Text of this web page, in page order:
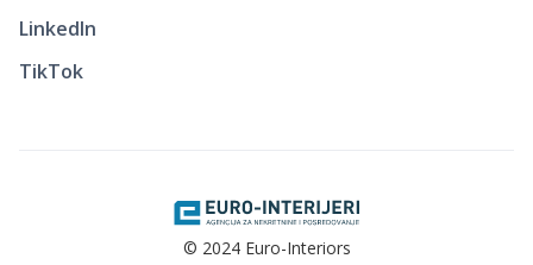
LinkedIn
TikTok
© 2024 Euro-Interiors